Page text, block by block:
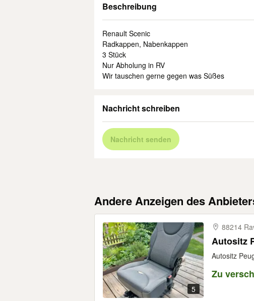
Beschreibung
Renault Scenic
Radkappen, Nabenkappen
3 Stück
Nur Abholung in RV
Wir tauschen gerne gegen was Süßes
Nachricht schreiben
Nachricht senden
Andere Anzeigen des
5
88214
Autositz
Autositz
Zu